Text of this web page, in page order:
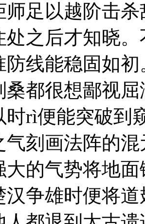
师足以越阶击
处之后才知晓
防线能稳固如
桑都很想鄙视
时rì便能突破到
气刻画法阵的
大的气势将地
汉争雄时便将